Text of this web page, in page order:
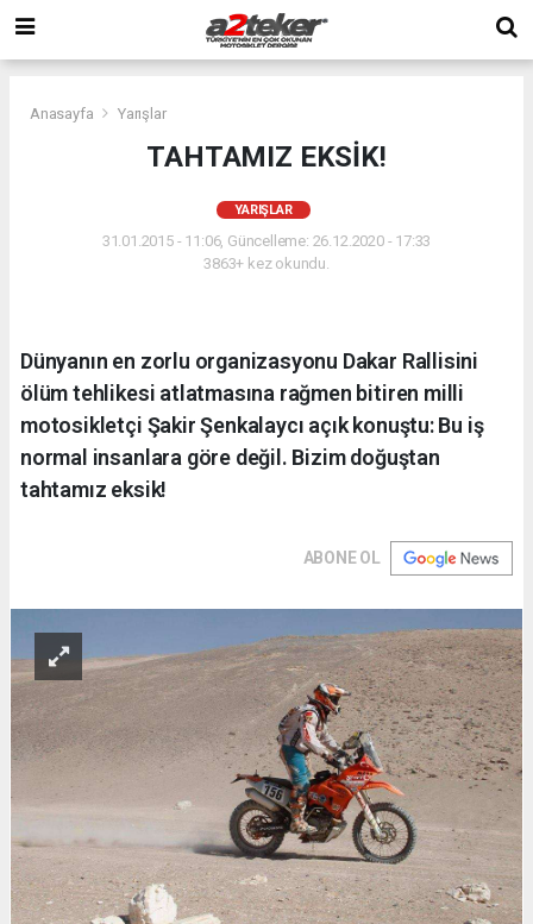
Anasayfa Yarışlar
TAHTAMIZ EKSİK!
YARIŞLAR
31.01.2015 - 11:06, Güncelleme: 26.12.2020 - 17:33
3863+ kez okundu.
Dünyanın en zorlu organizasyonu Dakar Rallisini
ölüm tehlikesi atlatmasına rağmen bitiren milli
motosikletçi Şakir Şenkalaycı açık konuştu: Bu iş
normal insanlara göre değil. Bizim doğuştan
tahtamız eksik!
ABONE OL